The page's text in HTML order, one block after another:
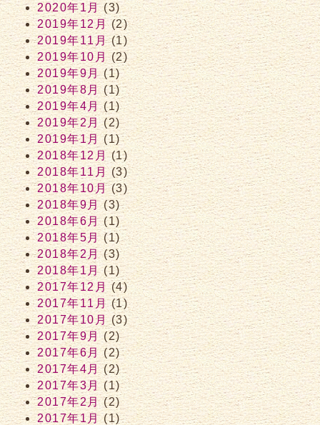
2020年1月(3)
2019年12月(2)
2019年11月(1)
2019年10月(2)
2019年9月(1)
2019年8月(1)
2019年4月(1)
2019年2月(2)
2019年1月(1)
2018年12月(1)
2018年11月(3)
2018年10月(3)
2018年9月(3)
2018年6月(1)
2018年5月(1)
2018年2月(3)
2018年1月(1)
2017年12月(4)
2017年11月(1)
2017年10月(3)
2017年9月(2)
2017年6月(2)
2017年4月(2)
2017年3月(1)
2017年2月(2)
2017年1月(1)